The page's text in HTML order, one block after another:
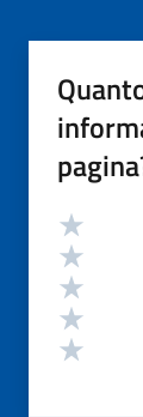
Valutazione